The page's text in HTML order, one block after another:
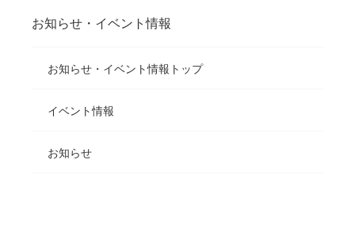
お知らせ・イベント情報
お知らせ・イベント情報トップ
イベント情報
お知らせ